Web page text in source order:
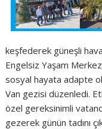
keşfederek güneşli
Engelsiz Yaşam
sosyal hayata adapte
Van gezisi düzenledi.
özel gereksinimli
gezerek günün tadını